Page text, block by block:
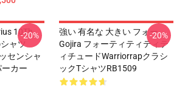
10Th
ャツ
センシャ
ーカー
-20%
強い 有名な 大きい フォー
Gojira フォーティティティテ
ィチュードWarriorrapクラシ
ックTシャツRB1509
-20%